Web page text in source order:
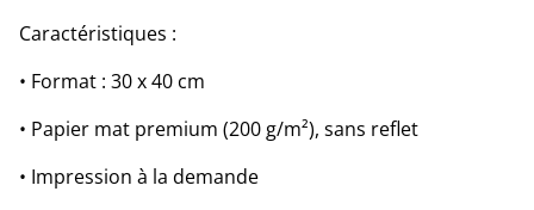
Caractéristiques :
• Format : 30 x 40 cm
• Papier mat premium (200 g/m²), sans reflet
• Impression à la demande